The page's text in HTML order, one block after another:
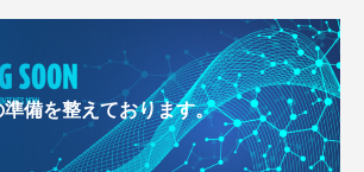
備を整えております。